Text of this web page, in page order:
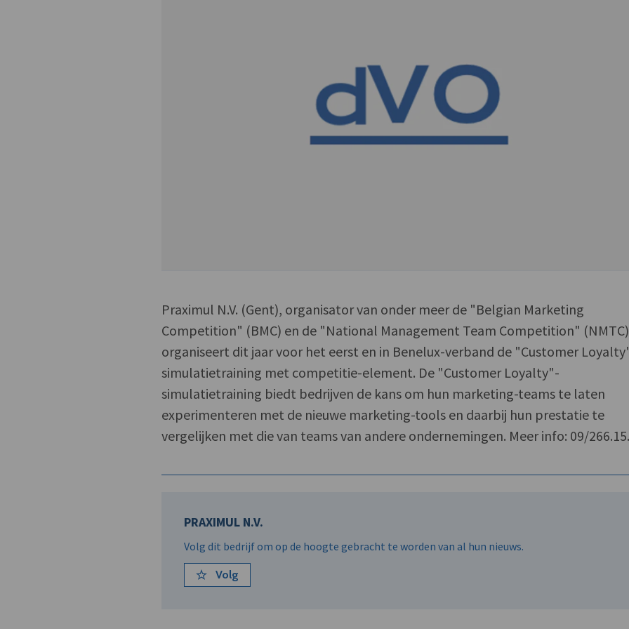
Praximul N.V. (Gent), organisator van onder meer de "Belgian Marketing
Competition" (BMC) en de "National Management Team Competition" (NMTC)
organiseert dit jaar voor het eerst en in Benelux-verband de "Customer
simulatietraining met competitie-element. De "Customer Loyalty"-
simulatietraining biedt bedrijven de kans om hun marketing-teams te laten
experimenteren met de nieuwe marketing-tools en daarbij hun prestatie te
vergelijken met die van teams van andere ondernemingen. Meer info: 09/
PRAXIMUL N.V.
Volg dit bedrijf om op de hoogte gebracht te worden van al hun nieuws.
Volg